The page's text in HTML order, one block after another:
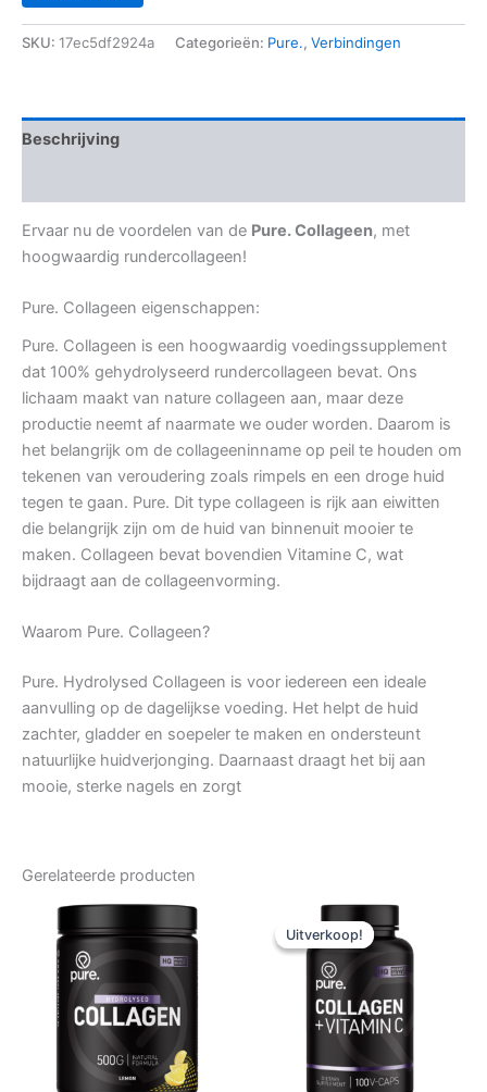
SKU: 17ec5df2924a Categorieën: Pure., Verbindingen
Beschrijving
Ervaar nu de voordelen van de Pure. Collageen, met
hoogwaardig rundercollageen!
Pure. Collageen eigenschappen:
Pure. Collageen is een hoogwaardig voedingssupplement
dat 100% gehydrolyseerd rundercollageen bevat. Ons
lichaam maakt van nature collageen aan, maar deze
productie neemt af naarmate we ouder worden. Daarom is
het belangrijk om de collageeninname op peil te houden om
tekenen van veroudering zoals rimpels en een droge huid
tegen te gaan. Pure. Dit type collageen is rijk aan eiwitten
die belangrijk zijn om de huid van binnenuit mooier te
maken. Collageen bevat bovendien Vitamine C, wat
bijdraagt aan de collageenvorming.
Waarom Pure. Collageen?
Pure. Hydrolysed Collageen is voor iedereen een ideale
aanvulling op de dagelijkse voeding. Het helpt de huid
zachter, gladder en soepeler te maken en ondersteunt
natuurlijke huidverjonging. Daarnaast draagt het bij aan
mooie, sterke nagels en zorgt
Gerelateerde producten
Uitverkoop!
Uitverkoop!